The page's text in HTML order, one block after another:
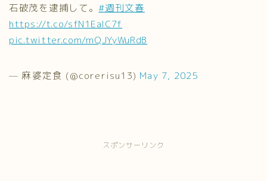
石破茂を逮捕して。 #週刊文春
https://t.co/sfN1EaIC7f
pic.twitter.com/mQJYyWuRdB
— 麻婆定食 (@corerisu13) May 7, 2025
スポンサーリンク